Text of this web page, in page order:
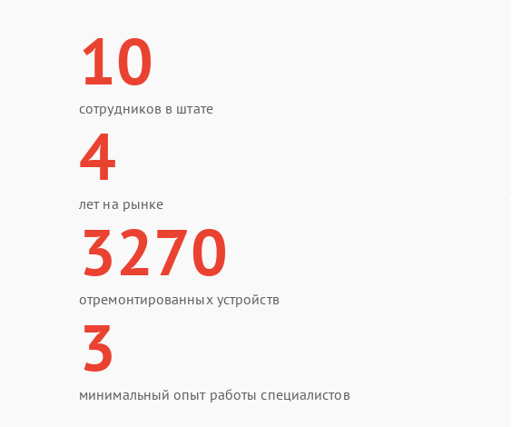
10
сотрудников в штате
4
лет на рынке
3270
отремонтированных устройств
3
минимальный опыт работы специалистов